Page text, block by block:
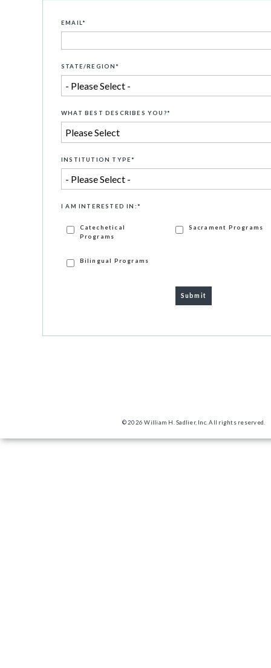
EMAIL *
STATE/REGION*
WHAT BEST DESCRIBES YOU?*
INSTITUTION TYPE*
I AM INTERESTED IN:*
Catechetical
Programs
Sacrament Programs
Bilingual Programs
© 2026 William H. Sadlier, Inc. All rights reserved.